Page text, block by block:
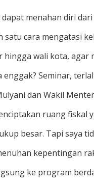
menahan diri
satu cara mengatasi
wali kota,
Seminar,
dan Wakil
ruang fiskal
besar. Tapi saya
kepentingan
ke program